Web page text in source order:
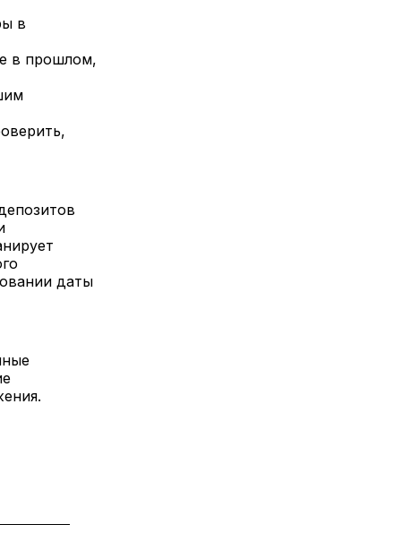
в
в прошлом,
даты